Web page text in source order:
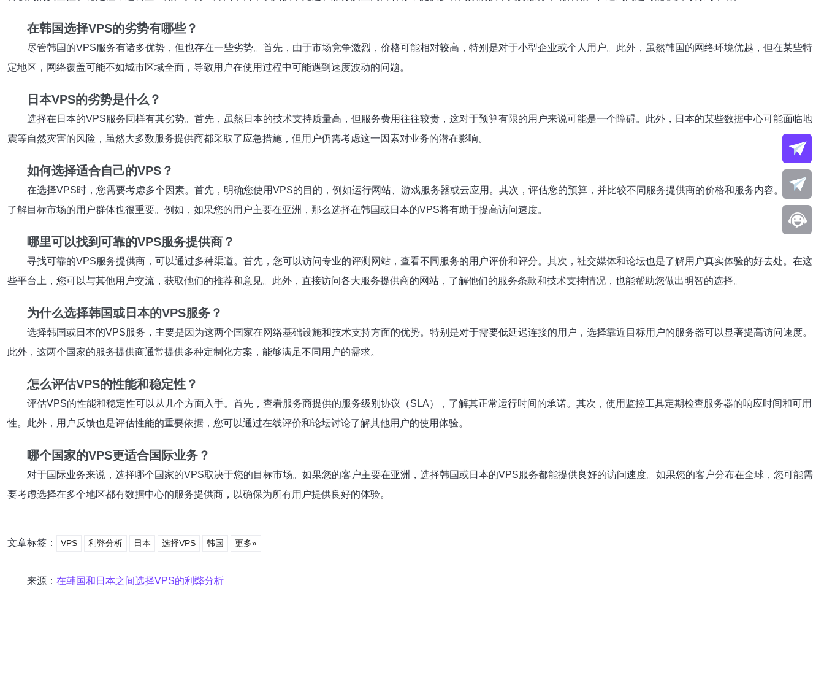
在韩国选择VPS的劣势有哪些？
尽管韩国的VPS服务有诸多优势，但也存在一些劣势。首先，由于市场竞争激烈，价格可能相对较高，特别是对于小型企业或个人用户。此外，虽然韩国的网络环境优越，但在某些特
定地区，网络覆盖可能不如城市区域全面，导致用户在使用过程中可能遇到速度波动的问题。
日本VPS的劣势是什么？
选择在日本的VPS服务同样有其劣势。首先，虽然日本的技术支持质量高，但服务费用往往较贵，这对于预算有限的用户来说可能是一个障碍。此外，日本的某些数据中心可能面临地
震等自然灾害的风险，虽然大多数服务提供商都采取了应急措施，但用户仍需考虑这一因素对业务的潜在影响。
如何选择适合自己的VPS？
在选择VPS时，您需要考虑多个因素。首先，明确您使用VPS的目的，例如运行网站、游戏服务器或云应用。其次，评估您的预算，并比较不同服务提供商的价格和服务内容。此外，
了解目标市场的用户群体也很重要。例如，如果您的用户主要在亚洲，那么选择在韩国或日本的VPS将有助于提高访问速度。
哪里可以找到可靠的VPS服务提供商？
寻找可靠的VPS服务提供商，可以通过多种渠道。首先，您可以访问专业的评测网站，查看不同服务的用户评价和评分。其次，社交媒体和论坛也是了解用户真实体验的好去处。在这
些平台上，您可以与其他用户交流，获取他们的推荐和意见。此外，直接访问各大服务提供商的网站，了解他们的服务条款和技术支持情况，也能帮助您做出明智的选择。
为什么选择韩国或日本的VPS服务？
选择韩国或日本的VPS服务，主要是因为这两个国家在网络基础设施和技术支持方面的优势。特别是对于需要低延迟连接的用户，选择靠近目标用户的服务器可以显著提高访问速度。
此外，这两个国家的服务提供商通常提供多种定制化方案，能够满足不同用户的需求。
怎么评估VPS的性能和稳定性？
评估VPS的性能和稳定性可以从几个方面入手。首先，查看服务商提供的服务级别协议（SLA），了解其正常运行时间的承诺。其次，使用监控工具定期检查服务器的响应时间和可用
性。此外，用户反馈也是评估性能的重要依据，您可以通过在线评价和论坛讨论了解其他用户的使用体验。
哪个国家的VPS更适合国际业务？
对于国际业务来说，选择哪个国家的VPS取决于您的目标市场。如果您的客户主要在亚洲，选择韩国或日本的VPS服务都能提供良好的访问速度。如果您的客户分布在全球，您可能需
要考虑选择在多个地区都有数据中心的服务提供商，以确保为所有用户提供良好的体验。
文章标签： VPS 利弊分析 日本 选择VPS 韩国 更多»
来源： 在韩国和日本之间选择VPS的利弊分析